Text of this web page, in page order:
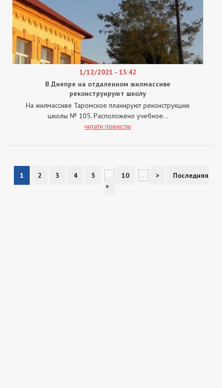
1/12/2021 - 13:42
В Днепре на отдаленном жилмассиве
реконструируют школу
На жилмассиве Таромское планируют реконструкцию
школы № 105. Расположено учебное...
читати повністю
1 2 3 4 5 10 ... >
Последняя
»